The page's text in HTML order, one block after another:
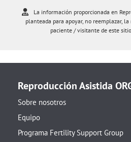
La información proporcionada en
planteada para apoyar, no reemplazar,
paciente / visitante de este
Reproducción Asistida
Sobre nosotros
Equipo
Programa Fertility Support Group